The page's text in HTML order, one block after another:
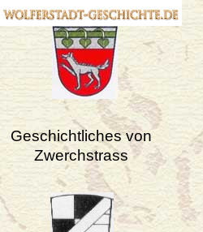
Geschichtliches von
Zwerchstrass